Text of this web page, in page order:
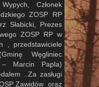
Członek
ZOSP RP
Słabicki, Prezes
ZOSP RP w
, przedstawiciele
Węgliniec
– Marcin Papla)
..Za zasługi
Zawidów oraz